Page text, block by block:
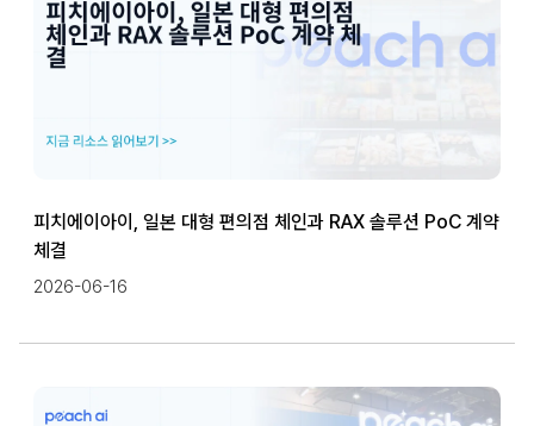
피치에이아이, 일본 대형 편의점 체인과 RAX 솔루션 PoC 계약
체결
2026-06-16